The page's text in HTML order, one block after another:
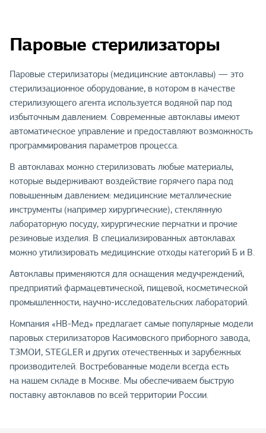
Паровые стерилизаторы
Паровые стерилизаторы (медицинские автоклавы) — это
стерилизационное оборудование, в котором в качестве
стерилизующего агента используется водяной пар под
избыточным давлением. Современные автоклавы имеют
автоматическое управление и предоставляют возможность
программирования параметров процесса.
В автоклавах можно стерилизовать любые материалы,
которые выдерживают воздействие горячего пара под
повышенным давлением: медицинские металлические
инструменты (например хирургические), стеклянную
лабораторную посуду, хирургические перчатки и прочие
резиновые изделия. В специализированных автоклавах
можно утилизировать медицинские отходы категорий Б и В.
Автоклавы применяются для оснащения медучреждений,
предприятий фармацевтической, пищевой, косметической
промышленности, научно-исследовательских лабораторий.
Компания «НВ-Мед» предлагает самые популярные модели
паровых стерилизаторов Касимовского приборного завода,
ТЗМОИ, STEGLER и других отечественных и зарубежных
производителей. Востребованные модели всегда есть
на нашем складе в Москве. Мы обеспечиваем быструю
поставку автоклавов по всей территории России.